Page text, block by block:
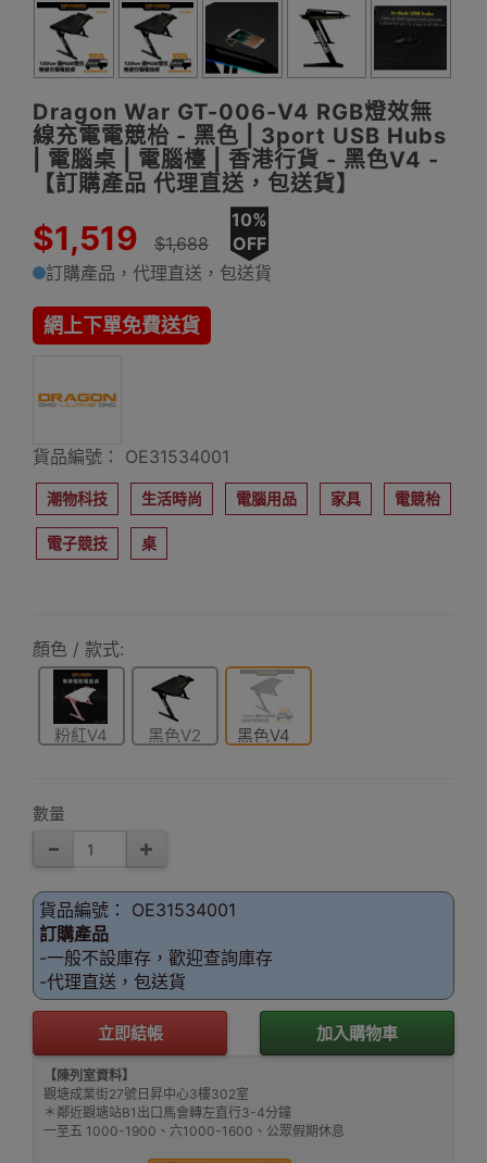
Dragon War GT-006-V4 RGB燈效無
線充電電競枱 - 黑色 | 3port USB Hubs
| 電腦桌 | 電腦檯 | 香港行貨 - 黑色V4 -
【訂購產品 代理直送，包送貨】
$1,519 $1,688
10%
OFF
訂購產品，代理直送，包送貨
網上下單免費送貨
貨品編號： OE31534001
潮物科技 生活時尚 電腦用品 家具 電競枱
電子競技 桌
顏色 / 款式:
粉紅V4 黑色V2 黑色V4
數量
貨品編號： OE31534001
訂購產品
-一般不設庫存，歡迎查詢庫存
-代理直送，包送貨
立即結帳 加入購物車
【陳列室資料】
觀塘成業街27號日昇中心3樓302室
＊鄰近觀塘站B1出口馬會轉左直行3-4分鐘
一至五 1000-1900、六1000-1600、公眾假期休息